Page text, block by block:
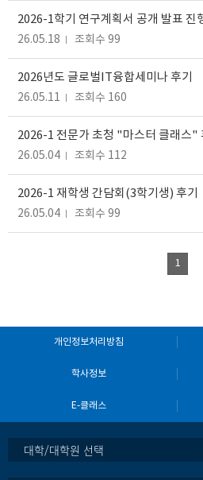
2026-1학기 연구계획서 공개 발표 진
26.05.18 조회수 99
2026년도 글로벌IT융합세미나 후기
26.05.11 조회수 160
2026-1 전문가 초청 "마스터 클래스"
26.05.04 조회수 112
2026-1 재학생 간담회(3학기생) 후기
26.05.04 조회수 99
1
개인정보처리방침
학사정보
E-클래스
대학/대학원 선택